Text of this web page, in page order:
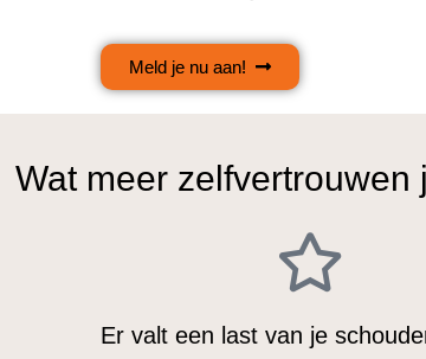
Meld je nu aan!
Wat meer zelfvertrouwen
Er valt een last van je